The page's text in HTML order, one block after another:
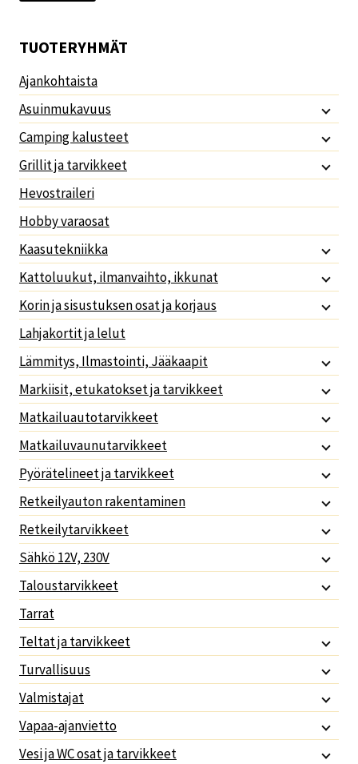
TUOTERYHMÄT
Ajankohtaista
Asuinmukavuus
Camping kalusteet
Grillit ja tarvikkeet
Hevostraileri
Hobby varaosat
Kaasutekniikka
Kattoluukut, ilmanvaihto, ikkunat
Korin ja sisustuksen osat ja korjaus
Lahjakortit ja lelut
Lämmitys, Ilmastointi, Jääkaapit
Markiisit, etukatokset ja tarvikkeet
Matkailuautotarvikkeet
Matkailuvaunutarvikkeet
Pyörätelineet ja tarvikkeet
Retkeilyauton rakentaminen
Retkeilytarvikkeet
Sähkö 12V, 230V
Taloustarvikkeet
Tarrat
Teltat ja tarvikkeet
Turvallisuus
Valmistajat
Vapaa-ajanvietto
Vesi ja WC osat ja tarvikkeet